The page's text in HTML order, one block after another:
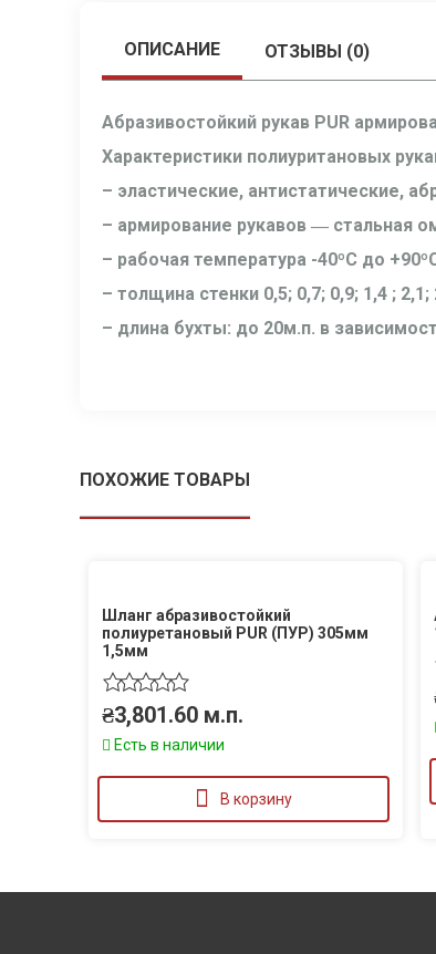
ОПИСАНИЕ ОТЗЫВЫ (0)
Абразивостойкий рукав PUR
Характеристики полиуритановых
– эластические, антистатические,
– армирование рукавов ― стальная
– рабочая температура -40ºС до
– толщина стенки 0,5; 0,7; 0,9; 1,4 ;
– длина бухты: до 20м.п. в
ПОХОЖИЕ ТОВАРЫ
Шланг абразивостойкий
полиуретановый PUR (ПУР) 305мм
1,5мм
₴3,801.60 м.п.
Есть в наличии
В корзину